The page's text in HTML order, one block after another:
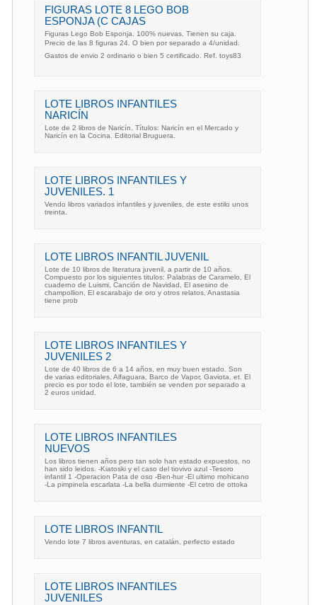
FIGURAS LOTE 8 LEGO BOB
ESPONJA (C CAJAS
Figuras Lego Bob Esponja. 100% nuevas. Tienen su caja.
Precio de las 8 figuras 24. O bien por separado a 4/unidad.
Gastos de envio 2 ordinario o bien 5 certificado. Ref. toys83
LOTE LIBROS INFANTILES
NARICÍN
Lote de 2 libros de Naricín. Títulos: Naricín en el Mercado y
Naricín en la Cocina. Editorial Bruguera.
LOTE LIBROS INFANTILES Y
JUVENILES. 1
Vendo libros variados infantiles y juveniles, de este estilo unos
treinta.
LOTE LIBROS INFANTIL JUVENIL
Lote de 10 libros de literatura juvenil, a partir de 10 años.
Compuesto por los siguientes titulos: Palabras de Caramelo, El
cuaderno de Luismi, Canción de Navidad, El asesino de
champollion, El escarabajo de oro y otros relatos, Anastasia
tiene prob
LOTE LIBROS INFANTILES Y
JUVENILES 2
Lote de 40 libros de 6 a 14 años, en muy buen estado. Son
de varias editoriales, Alfaguara, Barco de Vapor, Gaviota, et. El
precio es por todo el lote, también se venden por separado a
2 euros unidad.
LOTE LIBROS INFANTILES
NUEVOS
Los libros tienen años pero tan solo han estado expuestos, no
han sido leidos. -Kiatoski y el caso del tiovivo azul -Tesoro
infantil 1 -Operacion Pata de oso -Ben-hur -El ultimo mohicano
-La pimpinela escarlata -La bella durmiente -El cetro de ottoka
LOTE LIBROS INFANTIL
Vendo lote 7 libros aventuras, en catalán, perfecto estado
LOTE LIBROS INFANTILES
JUVENILES